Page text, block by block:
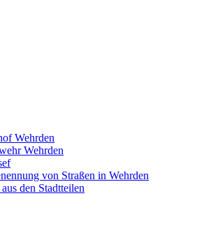
Wehrden
Wehrden
von Straßen in Wehrden
den Stadtteilen